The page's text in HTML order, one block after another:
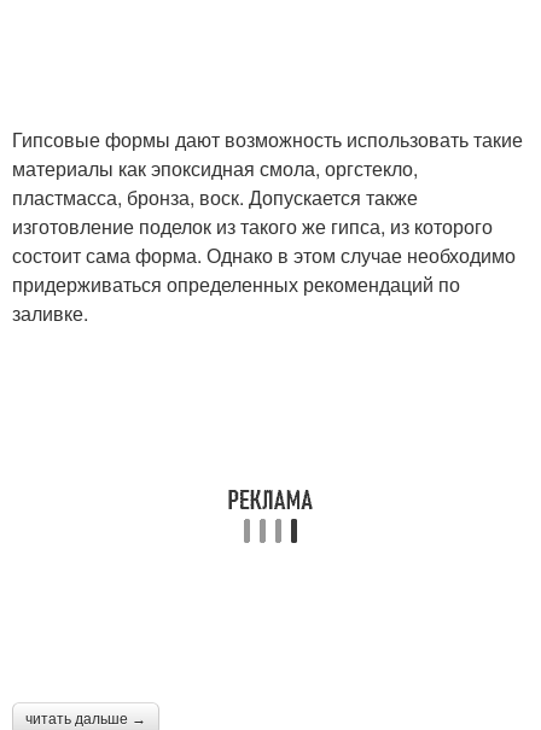
Гипсовые формы дают возможность использовать такие
материалы как эпоксидная смола, оргстекло,
пластмасса, бронза, воск. Допускается также
изготовление поделок из такого же гипса, из которого
состоит сама форма. Однако в этом случае необходимо
придерживаться определенных рекомендаций по
заливке.
читать дальше →